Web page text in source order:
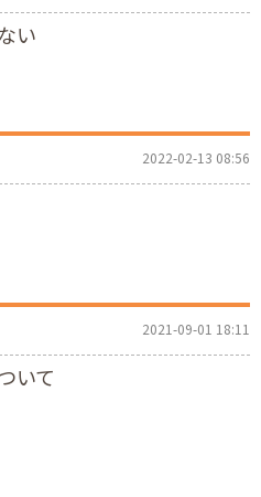
い
2022-02-13 08:56
2021-09-01 18:11
いて